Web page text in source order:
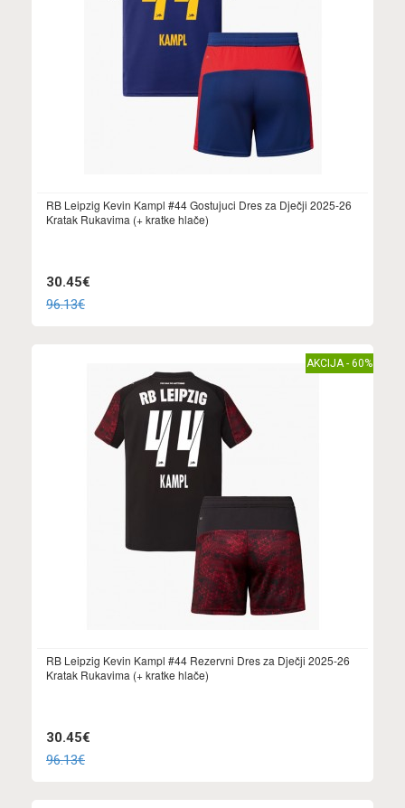
RB Leipzig Kevin Kampl #44 Gostujuci Dres za Dječji 2025-26
Kratak Rukavima (+ kratke hlače)
30.45€
96.13€
AKCIJA - 60%
RB Leipzig Kevin Kampl #44 Rezervni Dres za Dječji 2025-26
Kratak Rukavima (+ kratke hlače)
30.45€
96.13€